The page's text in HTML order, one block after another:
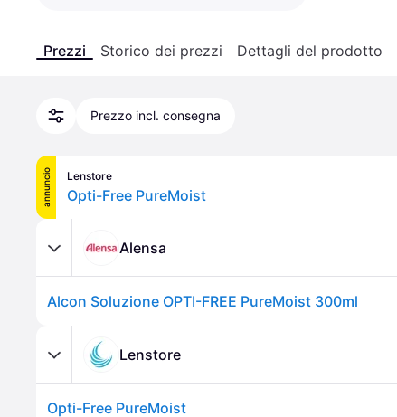
Prezzi Storico dei prezzi Dettagli del prodotto
Prezzo incl. consegna
annuncio Lenstore
Opti-Free PureMoist
Alensa
Alcon Soluzione OPTI-FREE PureMoist 300ml
Lenstore
Opti-Free PureMoist